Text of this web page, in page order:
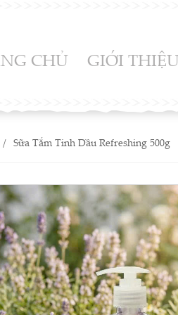
CHỦ GIỚI THIỆU
Sữa Tắm Tinh Dầu Refreshing 500g